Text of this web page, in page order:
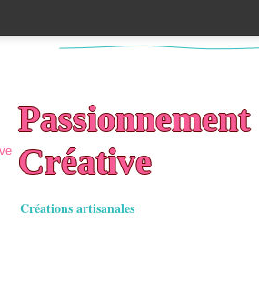
Passionnement
Créative
Créations artisanales